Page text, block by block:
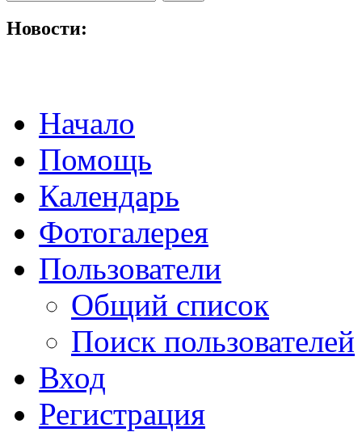
Новости:
Начало
Помощь
Календарь
Фотогалерея
Пользователи
Общий список
Поиск пользователей
Вход
Регистрация